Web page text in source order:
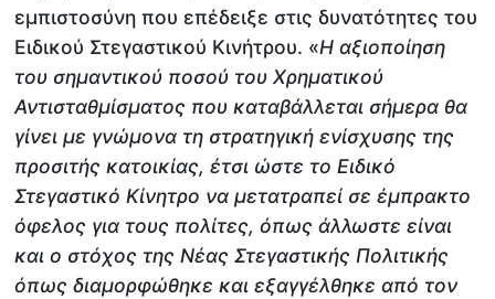
εμπιστοσύνη που επέδειξε στις δυνατότητες του
Ειδικού Στεγαστικού Κινήτρου. «Η αξιοποίηση
του σημαντικού ποσού του Χρηματικού
Αντισταθμίσματος που καταβάλλεται σήμερα θα
γίνει με γνώμονα τη στρατηγική ενίσχυσης της
προσιτής κατοικίας, έτσι ώστε το Ειδικό
Στεγαστικό Κίνητρο να μετατραπεί σε έμπρακτo
όφελος για τους πολίτες, όπως άλλωστε είναι
και ο στόχος της Νέας Στεγαστικής Πολιτικής
όπως διαμορφώθηκε και εξαγγέλθηκε από τον